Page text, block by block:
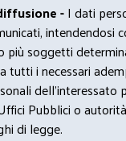
-I dati
intendendosi
più soggetti
tutti i necessari
dell’interessato
Pubblici o
di legge.